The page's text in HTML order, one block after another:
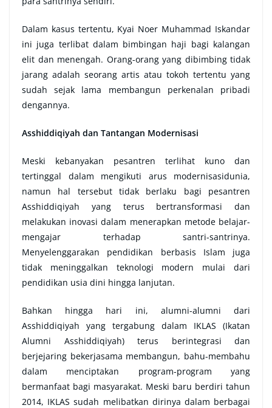
Dalam kasus tertentu, Kyai Noer Muhammad Iskandar
ini juga terlibat dalam bimbingan haji bagi kalangan
elit dan menengah. Orang-orang yang dibimbing tidak
jarang adalah seorang artis atau tokoh tertentu yang
sudah sejak lama membangun perkenalan pribadi
dengannya.
Asshiddiqiyah dan Tantangan Modernisasi
Meski kebanyakan pesantren terlihat kuno dan
tertinggal dalam mengikuti arus modernisasidunia,
namun hal tersebut tidak berlaku bagi pesantren
Asshiddiqiyah yang terus bertransformasi dan
melakukan inovasi dalam menerapkan metode belajar-
mengajar terhadap santri-santrinya.
Menyelenggarakan pendidikan berbasis Islam juga
tidak meninggalkan teknologi modern mulai dari
pendidikan usia dini hingga lanjutan.
Bahkan hingga hari ini, alumni-alumni dari
Asshiddiqiyah yang tergabung dalam IKLAS (Ikatan
Alumni Asshiddiqiyah) terus berintegrasi dan
berjejaring bekerjasama membangun, bahu-membahu
dalam menciptakan program-program yang
bermanfaat bagi masyarakat. Meski baru berdiri tahun
2014, IKLAS sudah melibatkan dirinya dalam berbagai